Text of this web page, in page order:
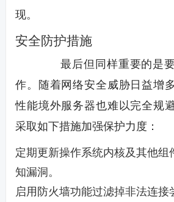
现。
安全防护措施
最后但同样重要的是要
作。随着网络安全威胁日益增
性能境外服务器也难以完全规
采取如下措施加强保护力度：
定期更新操作系统内核及其他组
知漏洞。
启用防火墙功能过滤掉非法连接